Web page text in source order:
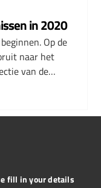
in 2020
Op de
naar het
van de…
fill in your details